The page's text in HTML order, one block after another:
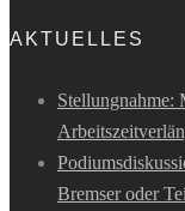
AKTUELLES
Stellungnahme:
Bremser oder